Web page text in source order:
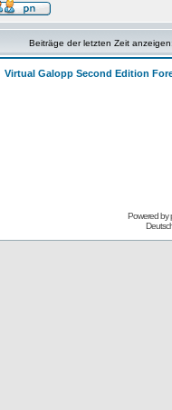
Beiträge der letzten Zeit
Virtual Galopp Second Edition
Powered by